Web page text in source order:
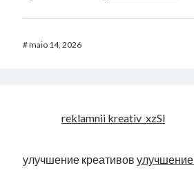
#maio 14, 2026
reklamnii kreativ_xzSl
улучшение креативов